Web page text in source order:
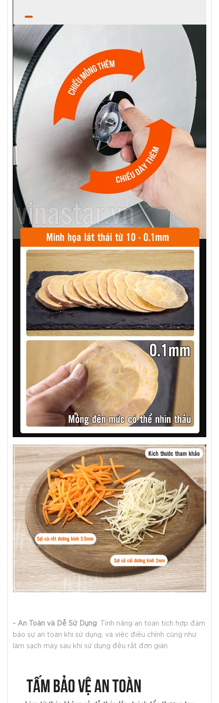
- An Toàn và Dễ Sử Dụng : Tính năng an toàn tích hợp đảm
bảo sự an toàn khi sử dụng, và việc điều chỉnh cũng như
làm sạch máy sau khi sử dụng đều rất đơn giản.